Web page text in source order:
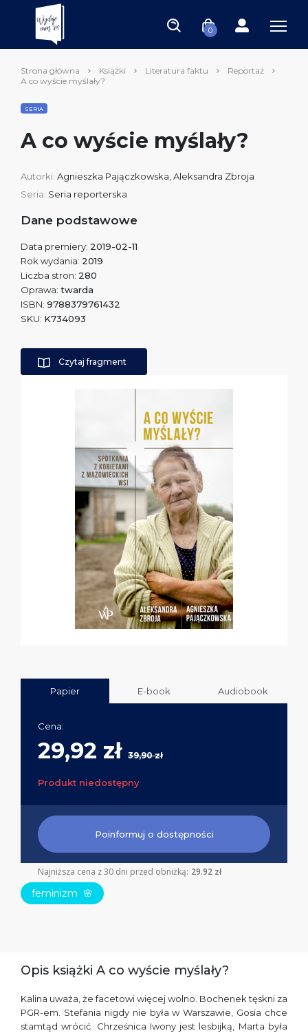
0
Strona główna Książki Literatura faktu
Reportaż
A co wyście myślały?
SERIA
A co wyście myślały?
Autorki: Agnieszka Pajączkowska Aleksandra Zbroja
Seria: Seria reporterska
Dane podstawowe
Data premiery: 2019-02-11
Rok wydania: 2019
Liczba stron: 280
Oprawa: twarda
ISBN: 9788379761432
SKU: K734093
Czytaj fragment
Papier E-book Audiobook
Cena:
29,92 zł 39,90 zł
Produkt niedostępny
Poinformuj o dostępności
Najniższa cena z 30 dni przed obniżką: 29.92 zł
feminizm 🌸
Opis książki A co wyście myślały?
Kalina uważa, że facetowi więcej wolno. Bochenek tęskni za
PGR-em. Stefania nigdy nie była w Warszawie, Gosia chce
stamtąd wrócić. Chrześnica Iwony jest lesbijką, Marta była